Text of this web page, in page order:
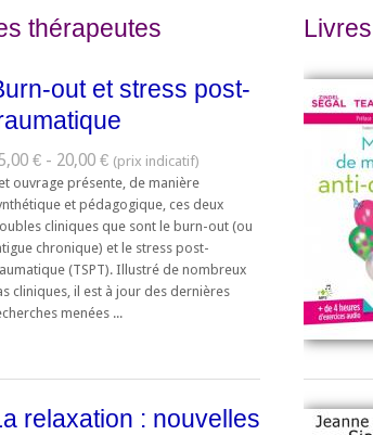
thérapeutes
out et stress post-
€ - 20,00 €
ouvrage présente, de manière
et pédagogique, ces deux
cliniques que sont le burn-out (ou
chronique) et le stress post-
(TSPT). Illustré de nombreux
cliniques, il est à jour des dernières
menées ...
relaxation : nouvelles